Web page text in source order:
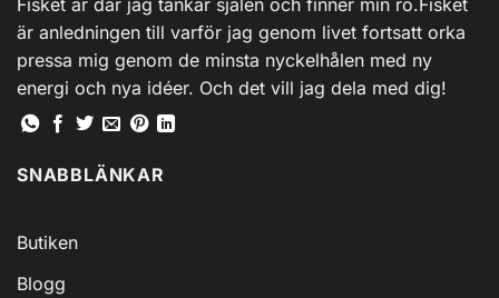
Fisket är där jag tankar själen och finner min ro.Fisket
är anledningen till varför jag genom livet fortsatt orka
pressa mig genom de minsta nyckelhålen med ny
energi och nya idéer. Och det vill jag dela med dig!
SNABBLÄNKAR
Butiken
Blogg